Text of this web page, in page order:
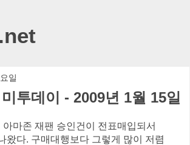
일
투데이 - 2009년 1월 15일
아마존 재팬 승인건이 전표매입되서
왔다. 구매대행보다 그렇게 많이 저렴